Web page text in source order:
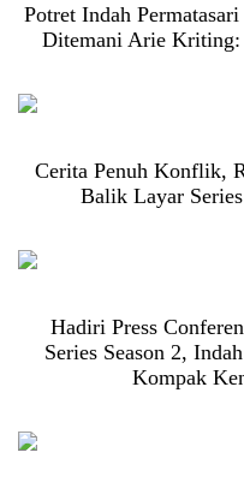
Potret Indah
Ditemani Arie Kriting:
Cerita Penuh Konflik,
Balik Layar
Hadiri Press
Series Season 2,
Kompak